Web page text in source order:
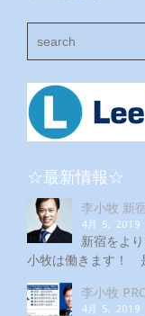
☆最新情報☆
李小牧 新
4月 5, 2019
新宿をよ
小牧は働きます！
李小牧
4月 5, 2019